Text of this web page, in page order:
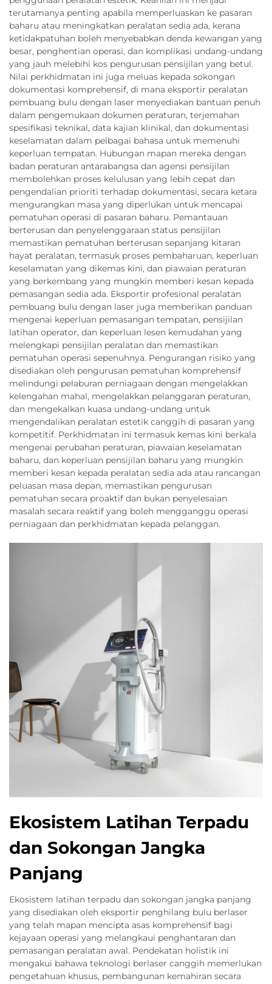
terutamanya penting apabila memperluaskan ke pasaran
baharu atau meningkatkan peralatan sedia ada, kerana
ketidakpatuhan boleh menyebabkan denda kewangan yang
besar, penghentian operasi, dan komplikasi undang-undang
yang jauh melebihi kos pengurusan pensijilan yang betul.
Nilai perkhidmatan ini juga meluas kepada sokongan
dokumentasi komprehensif, di mana eksportir peralatan
pembuang bulu dengan laser menyediakan bantuan penuh
dalam pengemukaan dokumen peraturan, terjemahan
spesifikasi teknikal, data kajian klinikal, dan dokumentasi
keselamatan dalam pelbagai bahasa untuk memenuhi
keperluan tempatan. Hubungan mapan mereka dengan
badan peraturan antarabangsa dan agensi pensijilan
membolehkan proses kelulusan yang lebih cepat dan
pengendalian prioriti terhadap dokumentasi, secara ketara
mengurangkan masa yang diperlukan untuk mencapai
pematuhan operasi di pasaran baharu. Pemantauan
berterusan dan penyelenggaraan status pensijilan
memastikan pematuhan berterusan sepanjang kitaran
hayat peralatan, termasuk proses pembaharuan, keperluan
keselamatan yang dikemas kini, dan piawaian peraturan
yang berkembang yang mungkin memberi kesan kepada
pemasangan sedia ada. Eksportir profesional peralatan
pembuang bulu dengan laser juga memberikan panduan
mengenai keperluan pemasangan tempatan, pensijilan
latihan operator, dan keperluan lesen kemudahan yang
melengkapi pensijilan peralatan dan memastikan
pematuhan operasi sepenuhnya. Pengurangan risiko yang
disediakan oleh pengurusan pematuhan komprehensif
melindungi pelaburan perniagaan dengan mengelakkan
kelengahan mahal, mengelakkan pelanggaran peraturan,
dan mengekalkan kuasa undang-undang untuk
mengendalikan peralatan estetik canggih di pasaran yang
kompetitif. Perkhidmatan ini termasuk kemas kini berkala
mengenai perubahan peraturan, piawaian keselamatan
baharu, dan keperluan pensijilan baharu yang mungkin
memberi kesan kepada peralatan sedia ada atau rancangan
peluasan masa depan, memastikan pengurusan
pematuhan secara proaktif dan bukan penyelesaian
masalah secara reaktif yang boleh mengganggu operasi
perniagaan dan perkhidmatan kepada pelanggan.
Ekosistem Latihan Terpadu
dan Sokongan Jangka
Panjang
Ekosistem latihan terpadu dan sokongan jangka panjang
yang disediakan oleh eksportir penghilang bulu berlaser
yang telah mapan mencipta asas komprehensif bagi
kejayaan operasi yang melangkaui penghantaran dan
pemasangan peralatan awal. Pendekatan holistik ini
mengakui bahawa teknologi berlaser canggih memerlukan
pengetahuan khusus, pembangunan kemahiran secara